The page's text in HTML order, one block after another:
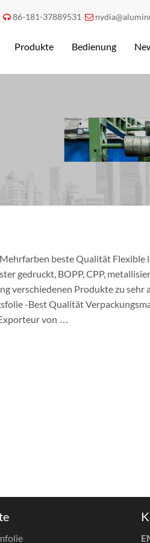
 86-181-37889531 
Produkte Bedienung
beste Qualität Flexible
gedruckt, BOPP, CPP,
verschiedenen Produkte zu
-Best Qualität
von …